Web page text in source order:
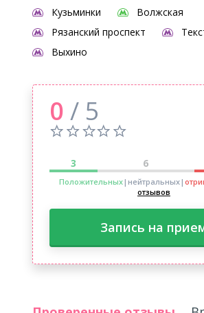
Кузьминки
Волжская
Рязанский проспект
Выхино
0 / 5
3 6
Положительных|нейтральных|
отзывов
Запись на